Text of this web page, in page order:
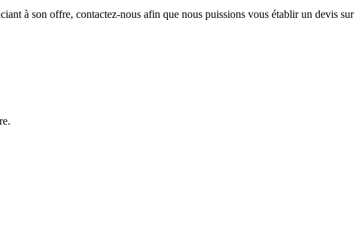
à son offre, contactez-nous afin que nous puissions vous établir un devis sur